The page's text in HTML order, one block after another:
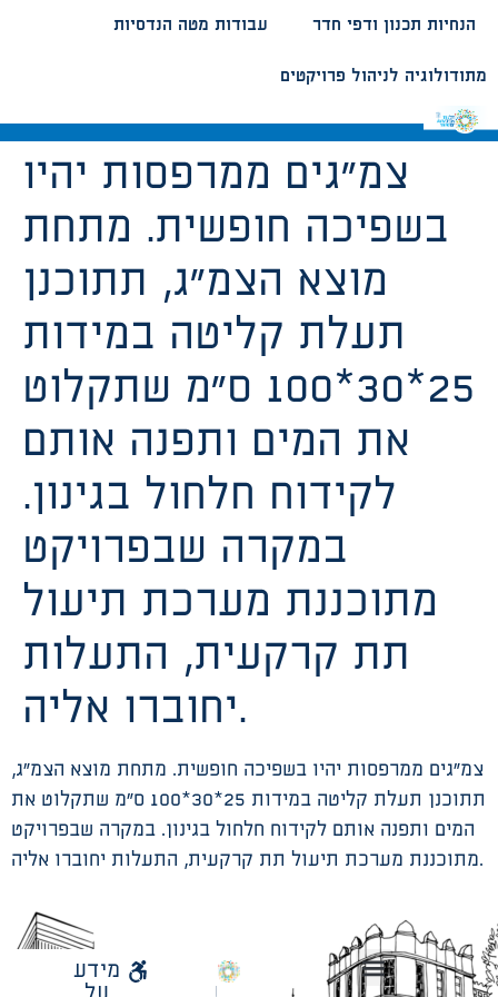
עבודות מטה הנדסיות הנחיות תכנון ודפי חדר
מתודולוגיה לניהול פרויקטים
צמ”גים ממרפסות יהיו
בשפיכה חופשית. מתחת
מוצא הצמ”ג, תתוכנן
תעלת קליטה במידות
25*30*100 ס”מ שתקלוט
את המים ותפנה אותם
לקידוח חלחול בגינון.
במקרה שבפרויקט
מתוכננת מערכת תיעול
תת קרקעית, התעלות
יחוברו אליה.
צמ”גים ממרפסות יהיו בשפיכה חופשית. מתחת מוצא הצמ”ג,
תתוכנן תעלת קליטה במידות 25*30*100 ס”מ שתקלוט את
המים ותפנה אותם לקידוח חלחול בגינון. במקרה שבפרויקט
מתוכננת מערכת תיעול תת קרקעית, התעלות יחוברו אליה.
מידע